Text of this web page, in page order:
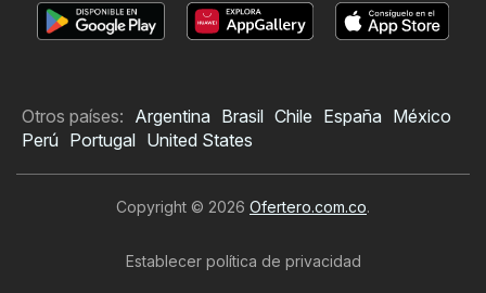
Otros países: Argentina Brasil Chile España México
Perú Portugal United States
Copyright © 2026 Ofertero.com.co.
Establecer política de privacidad